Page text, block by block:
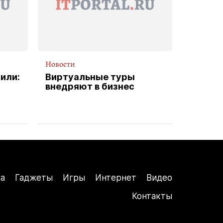
Новости
Виртуальные туры
внедряют в бизнес
Гаджеты Игры Интернет
Видео
Контакты